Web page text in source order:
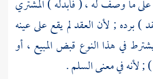
ما وصف له ، ( فأبدله ) المشتري
برده ; لأن العقد لم يقع على عينه
في هذا النوع قبض المبيع ، أو
لأنه في معنى السلم .